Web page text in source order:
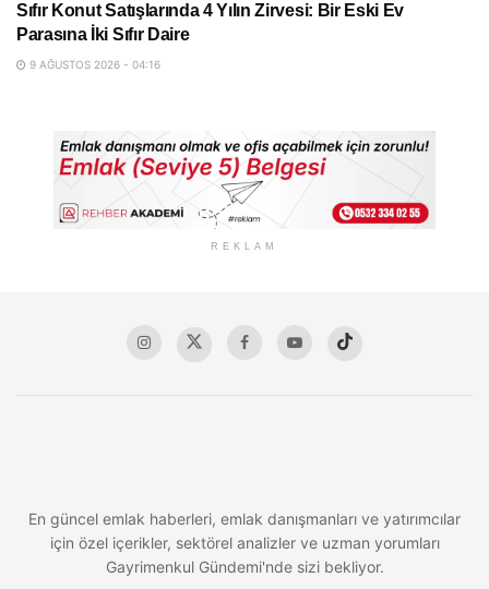
Sıfır Konut Satışlarında 4 Yılın Zirvesi: Bir Eski Ev
Parasına İki Sıfır Daire
9 AĞUSTOS 2026 - 04:16
REKLAM
En güncel emlak haberleri, emlak danışmanları ve yatırımcılar
için özel içerikler, sektörel analizler ve uzman yorumları
Gayrimenkul Gündemi'nde sizi bekliyor.